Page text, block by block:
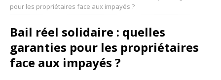
pour les propriétaires face aux impayés ?
Bail réel solidaire : quelles
garanties pour les propriétaires
face aux impayés ?